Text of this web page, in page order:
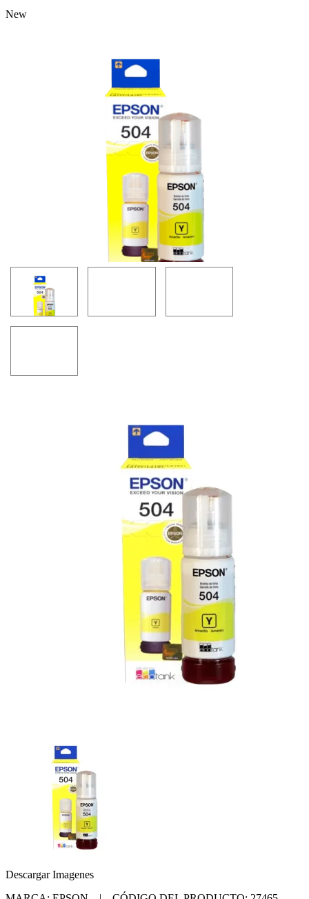
New
Descargar Imagenes